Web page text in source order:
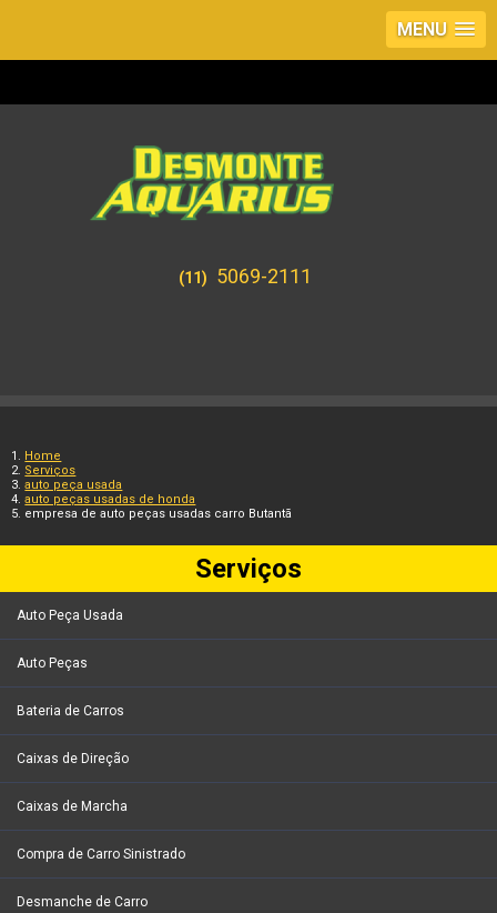
MENU
(11) 5069-2111
Home
Serviços
auto peça usada
auto peças usadas de honda
empresa de auto peças usadas carro Butantã
Serviços
Auto Peça Usada
Auto Peças
Bateria de Carros
Caixas de Direção
Caixas de Marcha
Compra de Carro Sinistrado
Desmanche de Carro